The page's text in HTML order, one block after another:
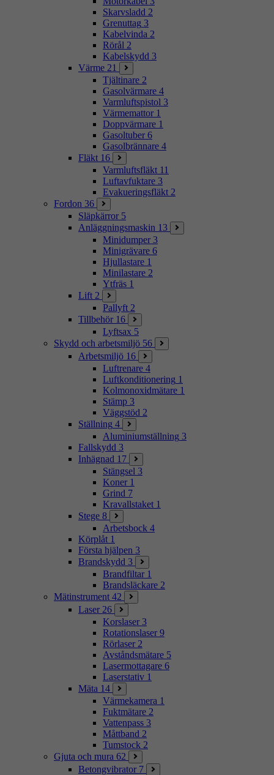
Skarvsladd 2
Grenuttag 3
Kabelvinda 2
Rörål 2
Kabelskydd 3
Värme 21
Tjältinare 2
Gasolvärmare 4
Varmluftspistol 3
Värmemattor 1
Doppvärmare 1
Gasoltuber 6
Gasolbrännare 4
Fläkt 16
Varmluftsfläkt 11
Luftavfuktare 3
Evakueringsfläkt 2
Fordon 36
Släpkärror 5
Anläggningsmaskin 13
Minidumper 3
Minigrävare 6
Hjullastare 1
Minilastare 2
Ytfräs 1
Lift 2
Pallyft 2
Tillbehör 16
Lyftsax 5
Skydd och arbetsmiljö 56
Arbetsmiljö 16
Luftrenare 4
Luftkonditionering 1
Kolmonoxidmätare 1
Stämp 3
Väggstöd 2
Ställning 4
Aluminiumställning 3
Fallskydd 3
Inhägnad 17
Stängsel 3
Koner 1
Grind 7
Kravallstaket 1
Stege 8
Arbetsbock 4
Körplåt 1
Första hjälpen 3
Brandskydd 3
Brandfiltar 1
Brandsläckare 2
Mätinstrument 42
Laser 26
Korslaser 3
Rotationslaser 9
Rörlaser 2
Avståndsmätare 5
Lasermottagare 6
Laserstativ 1
Mäta 14
Värmekamera 1
Fuktmätare 2
Vattenpass 3
Måttband 2
Tumstock 2
Gjuta och mura 62
Betongvibrator 7